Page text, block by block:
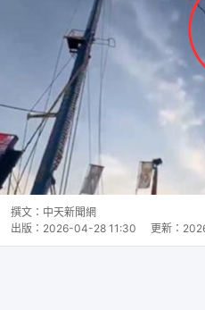
撰文： 中天新聞網
出版： 2026-04-28 11:30 更新：